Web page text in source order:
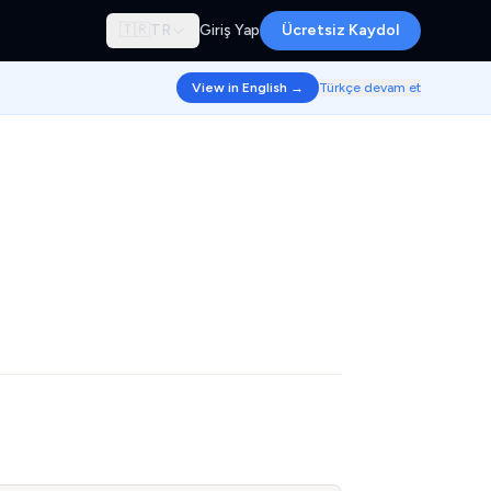
🇹🇷 TR Giriş Yap Ücretsiz Kaydol
View in English → Türkçe devam et